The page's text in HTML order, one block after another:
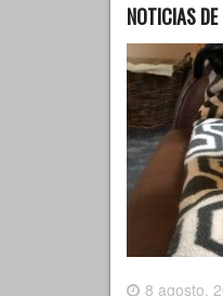
NOTICIAS
8 agosto,